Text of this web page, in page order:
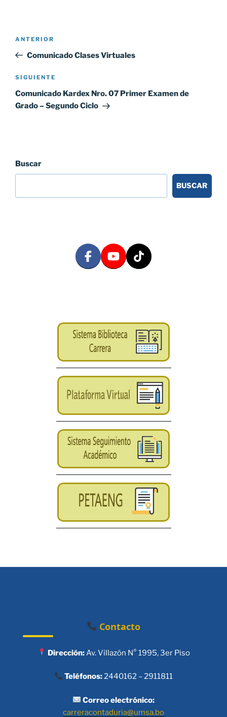
Navegación
entradas
Entrada
anterior:
ANTERIOR
Comunicado Clases Virtuales
Siguiente
entrada
SIGUIENTE
Comunicado Kardex Nro. 07 Primer Examen de
Grado – Segundo Ciclo
Buscar
BUSCAR
Contacto
Dirección:Av. Villazón N° 1995, 3er Piso
Teléfonos:2440162 – 2911811
Correo electrónico:
carreracontaduria@umsa.bo